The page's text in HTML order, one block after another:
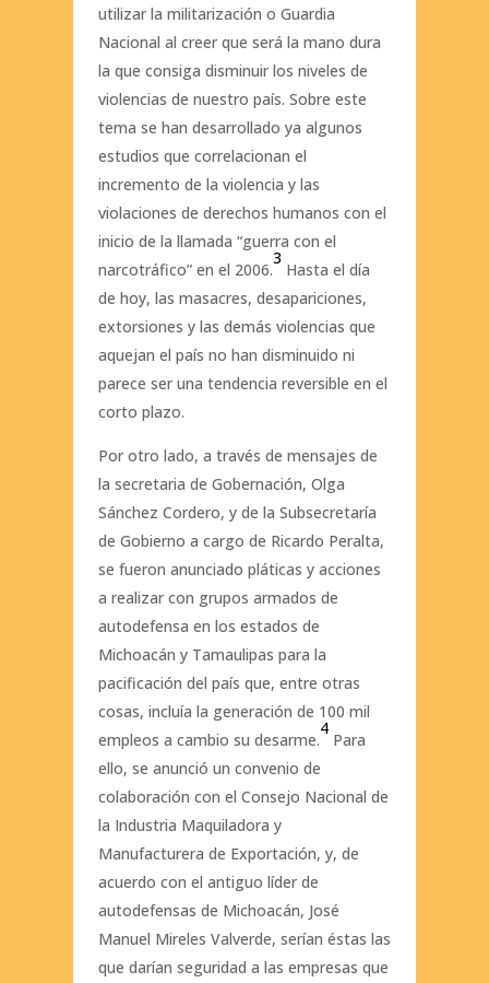
utilizar la militarización o Guardia
Nacional al creer que será la mano dura
la que consiga disminuir los niveles de
violencias de nuestro país. Sobre este
tema se han desarrollado ya algunos
estudios que correlacionan el
incremento de la violencia y las
violaciones de derechos humanos con el
inicio de la llamada “guerra con el
narcotráfico” en el 2006.
3
Hasta el día
de hoy, las masacres, desapariciones,
extorsiones y las demás violencias que
aquejan el país no han disminuido ni
parece ser una tendencia reversible en el
corto plazo.
Por otro lado, a través de mensajes de
la secretaria de Gobernación, Olga
Sánchez Cordero, y de la Subsecretaría
de Gobierno a cargo de Ricardo Peralta,
se fueron anunciado pláticas y acciones
a realizar con grupos armados de
autodefensa en los estados de
Michoacán y Tamaulipas para la
pacificación del país que, entre otras
cosas, incluía la generación de 100 mil
empleos a cambio su desarme.
4
Para
ello, se anunció un convenio de
colaboración con el Consejo Nacional de
la Industria Maquiladora y
Manufacturera de Exportación, y, de
acuerdo con el antiguo líder de
autodefensas de Michoacán, José
Manuel Mireles Valverde, serían éstas las
que darían seguridad a las empresas que